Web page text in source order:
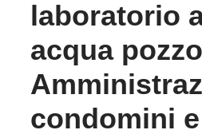
laboratorio
acqua pozzo
condomini